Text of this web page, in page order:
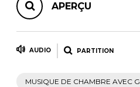
APERÇU
AUDIO PARTITION
MUSIQUE DE CHAMBRE AVEC